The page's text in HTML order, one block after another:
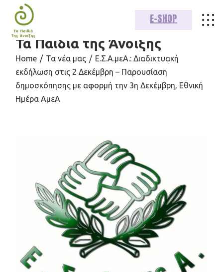
E-SHOP
Τα Παιδιά της Άνοιξης
Home Τα νέα μας
Ε.Σ.Α.μεΑ.: Διαδικτυακή
εκδήλωση στις 2 Δεκέμβρη – Παρουσίαση
δημοσκόπησης με αφορμή την 3η Δεκέμβρη, Εθνική
Ημέρα ΑμεΑ